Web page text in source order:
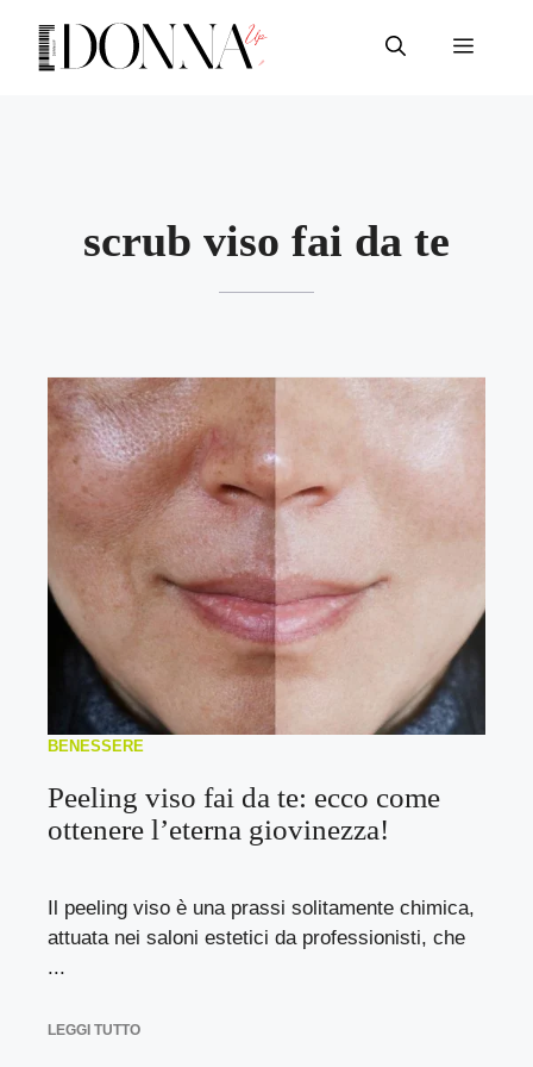
contenuto
Menu
scrub viso fai da te
BENESSERE
Peeling viso fai da te: ecco come
ottenere l’eterna giovinezza!
Il peeling viso è una prassi solitamente chimica,
attuata nei saloni estetici da professionisti, che
...
LEGGI TUTTO